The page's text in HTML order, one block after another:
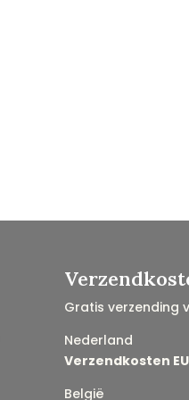
Gratis verzending
Nederland
Verzendkosten
België